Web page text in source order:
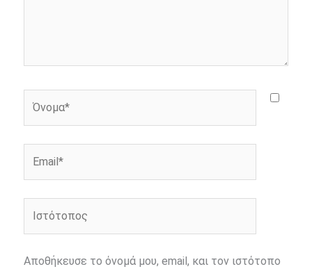
Αποθήκευσε το όνομά μου, email, και τον ιστότοπο